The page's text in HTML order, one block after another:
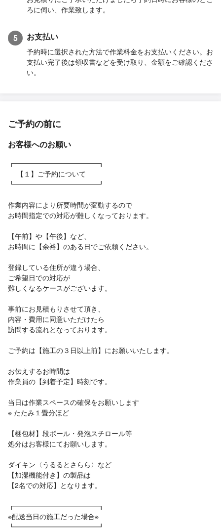
ろに伺い、作業致します。
5 お支払い
予約時に選択された方法で作業料金をお支払いください。お
支払い完了後は領収書などを受け取り、金額をご確認くださ
い。
ご予約の前に
お客様へのお願い
┏━━━━━━━━━━━━┓
【１】ご予約について
┗━━━━━━━━━━━━┛
作業内容により所要時間が変動するので
お時間指定での対応が難しくなっております。
【午前】や【午後】など、
お時間に【余裕】のある日でご依頼ください。
登録している住所が違う場合、
ご希望日での対応が
難しくなるケースがございます。
事前にお見積もりさせて頂き、
内容・費用に同意いただけたら
訪問する流れとなっております。
ご予約は【施工の３日以上前】にお願いいたします。
お伝えするお時間は
作業員の【到着予定】時刻です。
当日は作業スペースの確保をお願いします
※ たたみ１畳分ほど
【梱包材】段ボール・発泡スチロール等
処分はお客様にてお願いします。
ダイキン〈うるるとさらら〉など
【加湿機能付き】の製品は
【2名での対応】となります。
┏━━━━━━━━━━━━┓
※配送当日の施工だった場合※
┗━━━━━━━━━━━━┛